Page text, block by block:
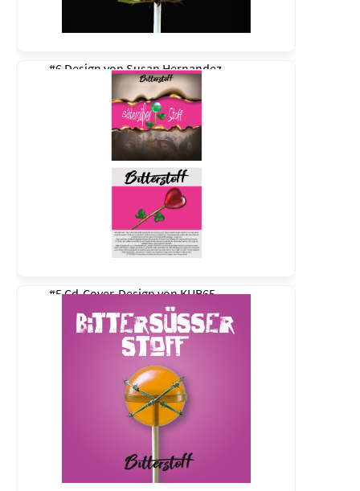
#6 Design vonSusan Hernandez
#5 Cd-Cover-Design vonKUB65